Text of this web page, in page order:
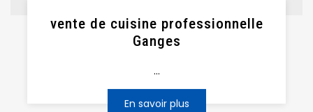
vente de cuisine professionnelle
Ganges
...
En savoir plus